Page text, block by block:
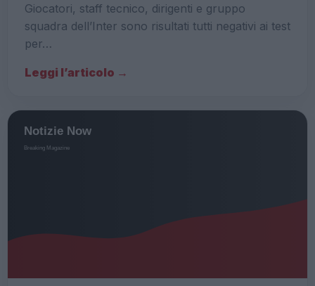
Giocatori, staff tecnico, dirigenti e gruppo
squadra dell’Inter sono risultati tutti negativi ai test
per…
Leggi l’articolo →